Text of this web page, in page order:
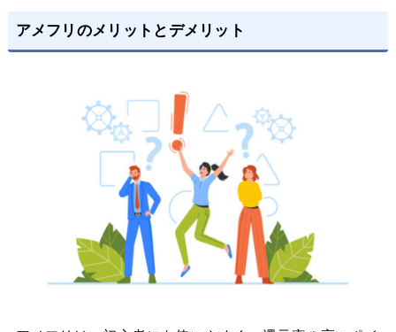
アメフリのメリットとデメリット